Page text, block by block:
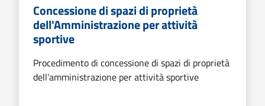
Concessione di spazi di proprietà
dell'Amministrazione per attività
sportive
Procedimento di concessione di spazi di proprietà
dell'amministrazione per attività sportive